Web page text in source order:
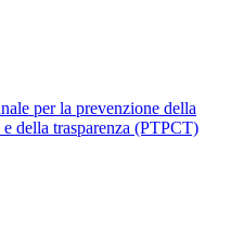
per la prevenzione della
della trasparenza (PTPCT)